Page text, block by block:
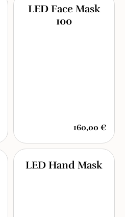
LED Face Mask
100
160,00 €
LED Hand Mask